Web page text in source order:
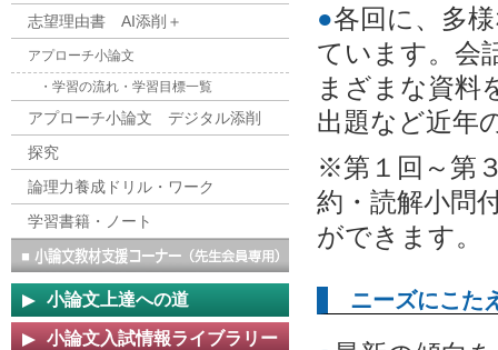
志望理由書 AI添削＋
アプローチ小論文
・学習の流れ・学習目標一覧
アプローチ小論文 デジタル添削
探究
論理力養成ドリル・ワーク
学習書籍・ノート
小論文上達への道
小論文入試情報ライブラリー
●各回に、多
ています。会
まざまな資料
出題など近年
※第１回～第
約・読解小問
ができます。
ニーズにこた